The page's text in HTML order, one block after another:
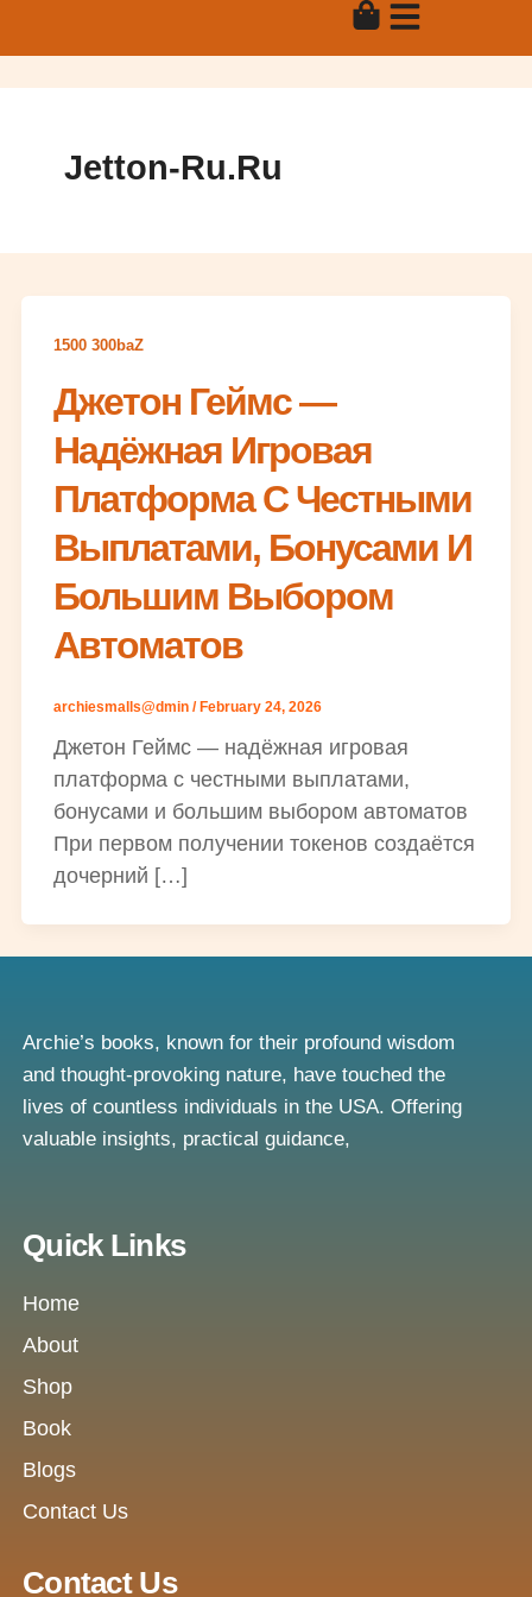
Jetton-Ru.ru
1500 300baZ
Джетон Геймс —
Надёжная Игровая
Платформа С Честными
Выплатами, Бонусами И
Большим Выбором
Автоматов
archiesmalls@dmin /February 24, 2026
Джетон Геймс — надёжная игровая
платформа с честными выплатами,
бонусами и большим выбором автоматов
При первом получении токенов создаётся
дочерний […]
Archie’s books, known for their profound wisdom
and thought-provoking nature, have touched the
lives of countless individuals in the USA. Offering
valuable insights, practical guidance,
Quick Links
Home
About
Shop
Book
Blogs
Contact Us
Contact Us